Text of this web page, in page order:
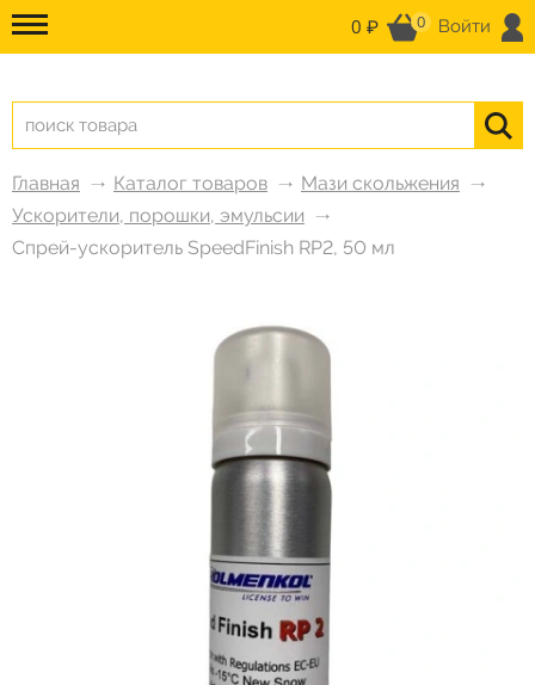
0 ₽ 0 Войти
Главная Каталог товаров
Мази скольжения
Ускорители, порошки, эмульсии
Спрей-ускоритель SpeedFinish RP2, 50 мл